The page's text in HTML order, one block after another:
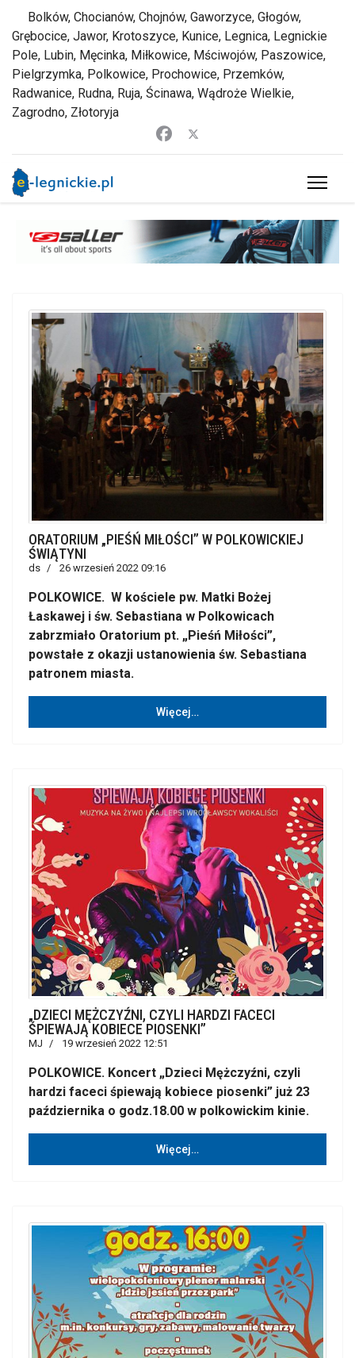
Bolków, Chocianów, Chojnów, Gaworzyce, Głogów,
Grębocice, Jawor, Krotoszyce, Kunice, Legnica, Legnickie
Pole, Lubin, Męcinka, Miłkowice, Mściwojów, Paszowice,
Pielgrzymka, Polkowice, Prochowice, Przemków,
Radwanice, Rudna, Ruja, Ścinawa, Wądroże Wielkie,
Zagrodno, Złotoryja
ORATORIUM „PIEŚŃ MIŁOŚCI” W POLKOWICKIEJ
ŚWIĄTYNI
ds 26 wrzesień 2022 09:16
POLKOWICE. W kościele pw. Matki Bożej
Łaskawej i św. Sebastiana w Polkowicach
zabrzmiało Oratorium pt. „Pieśń Miłości”,
powstałe z okazji ustanowienia św. Sebastiana
patronem miasta.
Więcej…
„DZIECI MĘŻCZYŹNI, CZYLI HARDZI FACECI
ŚPIEWAJĄ KOBIECE PIOSENKI”
MJ 19 wrzesień 2022 12:51
POLKOWICE. Koncert „Dzieci Mężczyźni, czyli
hardzi faceci śpiewają kobiece piosenki” już 23
października o godz.18.00 w polkowickim kinie.
Więcej…